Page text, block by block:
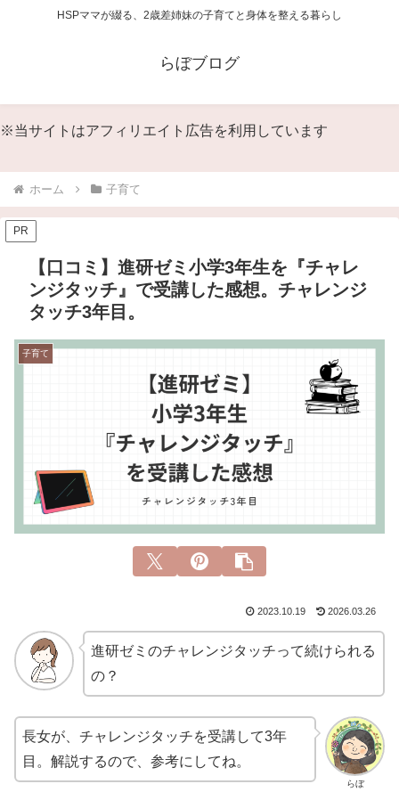
HSPママが綴る、2歳差姉妹の子育てと身体を整える暮らし
らぼブログ
※当サイトはアフィリエイト広告を利用しています
ホーム 子育て
PR
【口コミ】進研ゼミ小学3年生を『チャレ
ンジタッチ』で受講した感想。チャレンジ
タッチ3年目。
子育て
2023.10.19 2026.03.26
進研ゼミのチャレンジタッチって続けられる
の？
らぼ
長女が、チャレンジタッチを受講して3年
目。解説するので、参考にしてね。